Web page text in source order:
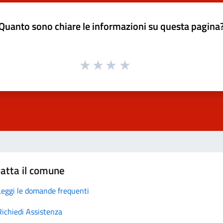
sono chiare le informazioni su questa
il comune
le domande frequenti
Assistenza